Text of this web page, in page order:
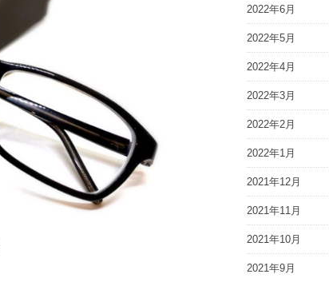
2022年6月
2022年5月
2022年4月
2022年3月
2022年2月
2022年1月
2021年12月
2021年11月
2021年10月
2021年9月